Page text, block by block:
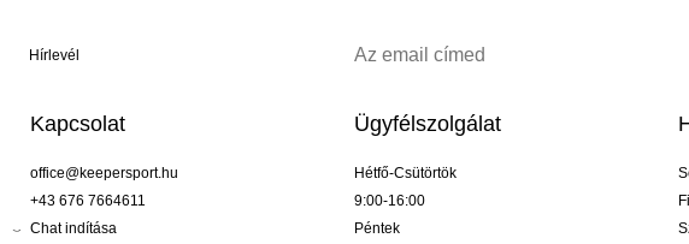
Hírlevél
Kapcsolat
office@keepersport.hu
+43 676 7664611
Chat indítása
Ügyfélszolgálat
Hétfő-Csütörtök
9:00-16:00
Péntek